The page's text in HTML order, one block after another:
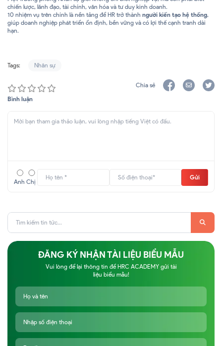
chiến lược, lãnh đạo, tài chính, văn hóa và tư duy kinh doanh.
10 nhiệm vụ trên chính là nền tảng để HR trở thành người kiến tạo hệ thống,
giúp doanh nghiệp phát triển ổn định, bền vững và có lợi thế cạnh tranh dài
hạn.
Tags: Nhân sự
Chia sẻ
Bình luận
Anh Chị
Gửi
ĐĂNG KÝ NHẬN TÀI LIỆU BIỂU MẪU
Vui lòng để lại thông tin để HRC ACADEMY gửi tài
liệu biểu mẫu!